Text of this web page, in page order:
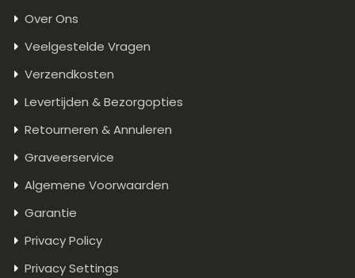
Over Ons
Veelgestelde Vragen
Verzendkosten
Levertijden & Bezorgopties
Retourneren & Annuleren
Graveerservice
Algemene Voorwaarden
Garantie
Privacy Policy
Privacy Settings